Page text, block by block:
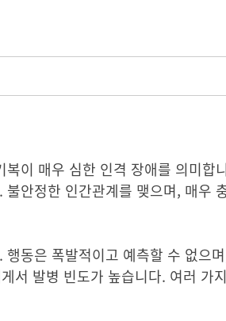
이 매우 심한 인격 장애를 의미합
안정한 인간관계를 맺으며, 매우
동은 폭발적이고 예측할 수 없으
서 발병 빈도가 높습니다. 여러 가